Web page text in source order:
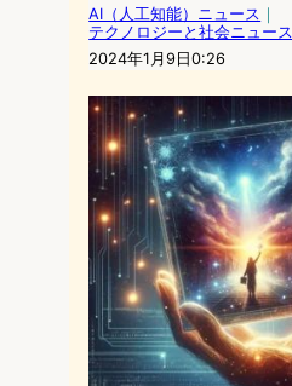
AI（人工知能）ニュース ｜
テクノロジーと社会ニュース
2024年1月9日0:26